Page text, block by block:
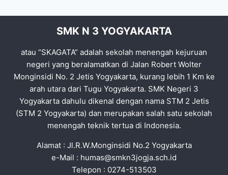
SMK N 3 YOGYAKARTA
atau “SKAGATA” adalah sekolah menengah kejuruan
negeri yang beralamatkan di Jalan Robert Wolter
Monginsidi No. 2 Jetis Yogyakarta, kurang lebih 1 Km ke
arah utara dari Tugu Yogyakarta. SMK Negeri 3
Yogyakarta dahulu dikenal dengan nama STM 2 Jetis
(STM 2 Yogyakarta) dan merupakan salah satu sekolah
menengah teknik tertua di Indonesia.
Alamat : Jl.R.W.Monginsidi No.2 Yogyakarta
e-Mail : humas@smkn3jogja.sch.id
Telepon : 0274-513503